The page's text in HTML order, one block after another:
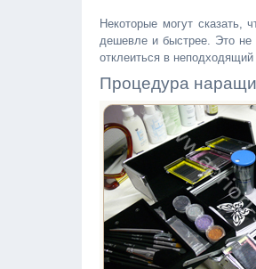
Некоторые могут сказать,
дешевле и быстрее. Это не
отклеиться в
Процедура